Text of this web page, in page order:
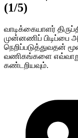
(1/5)
வாடிக்கையாளர்
முன்னணிப் பிடிப்பை
நெறிப்படுத்துவதன்
வணிகங்களை
கண்டறியவும்.